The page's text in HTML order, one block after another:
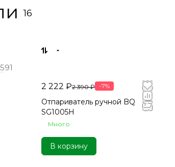
16
2 222 ₽2 390 ₽ -7%
Отпариватель ручной BQ
SG1005H
Много
В корзину